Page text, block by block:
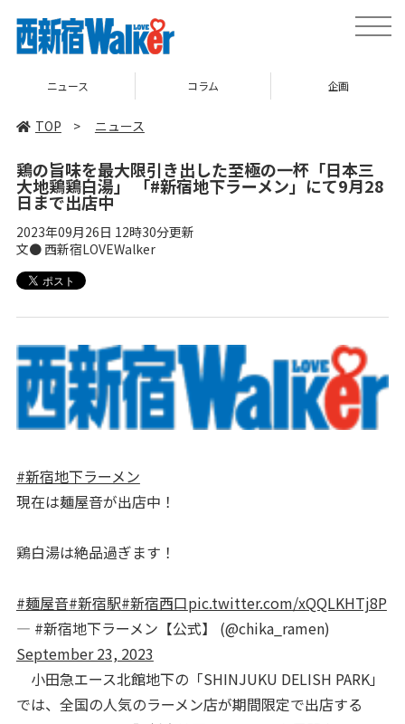
toggle
ニュース コラム 企画
TOP > ニュース
鶏の旨味を最大限引き出した至極の一杯「日本三
大地鶏鶏白湯」 「#新宿地下ラーメン」にて9月28
日まで出店中
2023年09月26日 12時30分更新
文● 西新宿LOVEWalker
#新宿地下ラーメン
現在は麺屋音が出店中！
鶏白湯は絶品過ぎます！
#麺屋音#新宿駅#新宿西口pic.twitter.com/xQQLKHTj8P
— #新宿地下ラーメン【公式】 (@chika_ramen)
September 23, 2023
小田急エース北館地下の「SHINJUKU DELISH PARK」
では、全国の人気のラーメン店が期間限定で出店する